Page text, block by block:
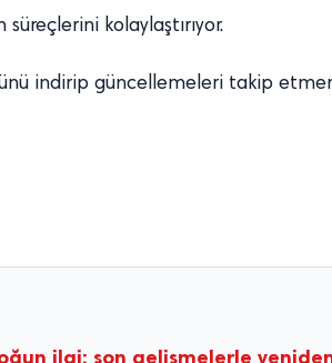
kolaylaştırıyor.
indirip güncellemeleri takip
ilgi: son gelişmelerle